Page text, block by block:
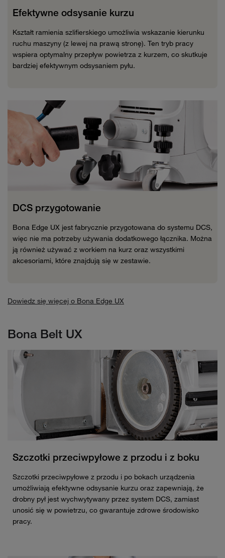
Efektywne odsysanie kurzu
Kształt ramienia szlifierskiego umożliwia wskazanie kierunku
ruchu maszyny (z lewej na prawą stronę). Ten tryb pracy
wspiera optymalny przepływ powietrza z kurzem, co skutkuje
bardziej efektywnym odsysaniem pyłu.
DCS przygotowanie
Bona Edge UX jest fabrycznie przygotowana do systemu DCS,
więc nie ma potrzeby używania dodatkowego łącznika. Można
ją również używać z workiem na kurz oraz wszystkimi
akcesoriami, które znajdują się w zestawie.
Dowiedz się więcej o Bona Edge UX
Bona Belt UX
Szczotki przeciwpyłowe z przodu i z boku
Szczotki przeciwpyłowe z przodu i po bokach urządzenia
umożliwiają efektywne odsysanie kurzu oraz zapewniają, że
drobny pył jest wychwytywany przez system DCS, zamiast
unosić się w powietrzu, co gwarantuje zdrowe środowisko
pracy.